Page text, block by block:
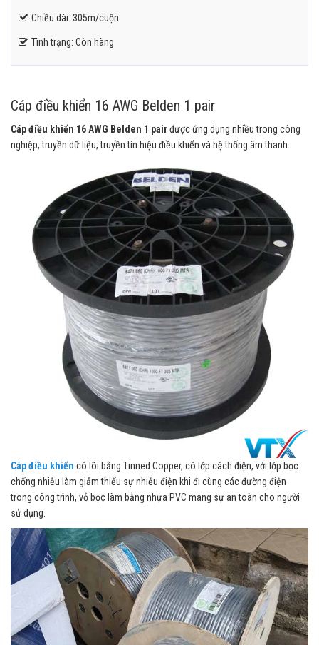
Chiều dài: 305m/cuộn
Tình trạng: Còn hàng
Cáp điều khiển 16 AWG Belden 1 pair
Cáp điều khiển 16 AWG Belden 1 pairđược ứng dụng nhiều trong công
nghiệp, truyền dữ liệu, truyền tín hiệu điều khiển và hệ thống âm thanh.
Cáp điều khiển có lõi bằng Tinned Copper, có lớp cách điện, với lớp bọc
chống nhiễu làm giảm thiếu sự nhiễu điện khi đi cùng các đường điện
trong công trình, vỏ bọc làm bằng nhựa PVC mang sự an toàn cho người
sử dụng.